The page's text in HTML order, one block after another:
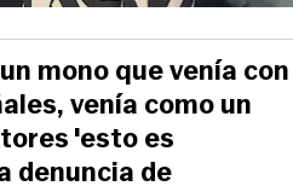
mono que venía con
venía como un
'esto es
denuncia de